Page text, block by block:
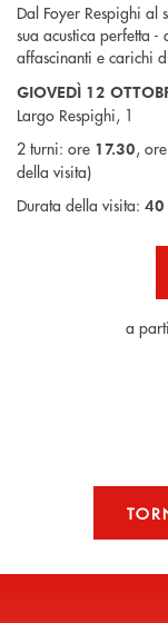
Dal Foyer Respighi
sua acustica perfetta
affascinanti e carichi
GIOVEDÌ 12
Largo Respighi, 1
2 turni: ore 17.30, ore
della visita)
Durata della visita: 40
a